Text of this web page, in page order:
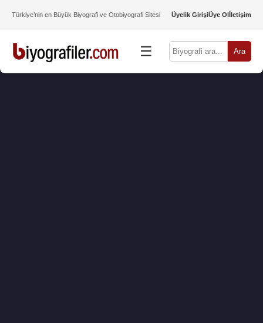
Türkiye’nin en Büyük Biyografi ve Otobiyografi Sitesi Üyelik GirişiÜye Olİletişim
☰ Ara